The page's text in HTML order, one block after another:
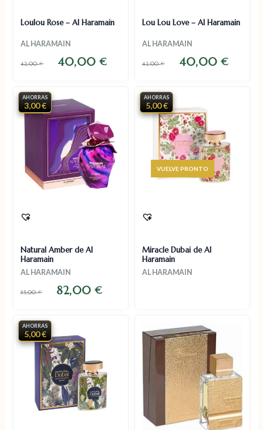
Loulou Rose – Al Haramain
AL HARAMAIN
42,00€ 40,00€
Lou Lou Love – Al Haramain
AL HARAMAIN
42,00€ 40,00€
AHORRAS
3,00 €
Natural Amber de Al
Haramain
AL HARAMAIN
85,00€ 82,00€
AHORRAS
5,00 €
AGOTADO
Miracle Dubai de Al
Haramain
AL HARAMAIN
AHORRAS
5,00 €